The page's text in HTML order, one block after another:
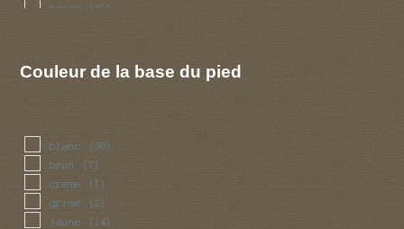
rouge (42)
Couleur de la base du pied
blanc (30)
brun (7)
creme (1)
grise (2)
jaune (14)